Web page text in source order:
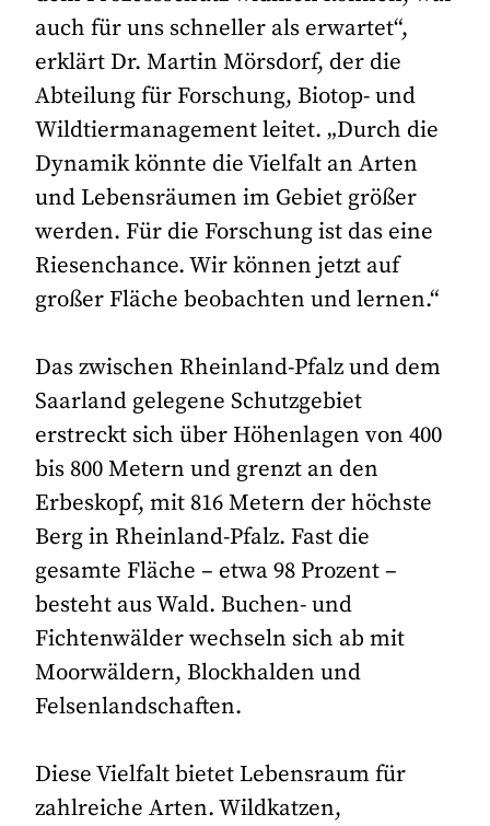
auch für uns schneller als erwartet“,
erklärt Dr. Martin Mörsdorf, der die
Abteilung für Forschung, Biotop- und
Wildtiermanagement leitet. „Durch die
Dynamik könnte die Vielfalt an Arten
und Lebensräumen im Gebiet größer
werden. Für die Forschung ist das eine
Riesenchance. Wir können jetzt auf
großer Fläche beobachten und lernen.“
Das zwischen Rheinland-Pfalz und dem
Saarland gelegene Schutzgebiet
erstreckt sich über Höhenlagen von 400
bis 800 Metern und grenzt an den
Erbeskopf, mit 816 Metern der höchste
Berg in Rheinland-Pfalz. Fast die
gesamte Fläche – etwa 98 Prozent –
besteht aus Wald. Buchen- und
Fichtenwälder wechseln sich ab mit
Moorwäldern, Blockhalden und
Felsenlandschaften.
Diese Vielfalt bietet Lebensraum für
zahlreiche Arten. Wildkatzen,